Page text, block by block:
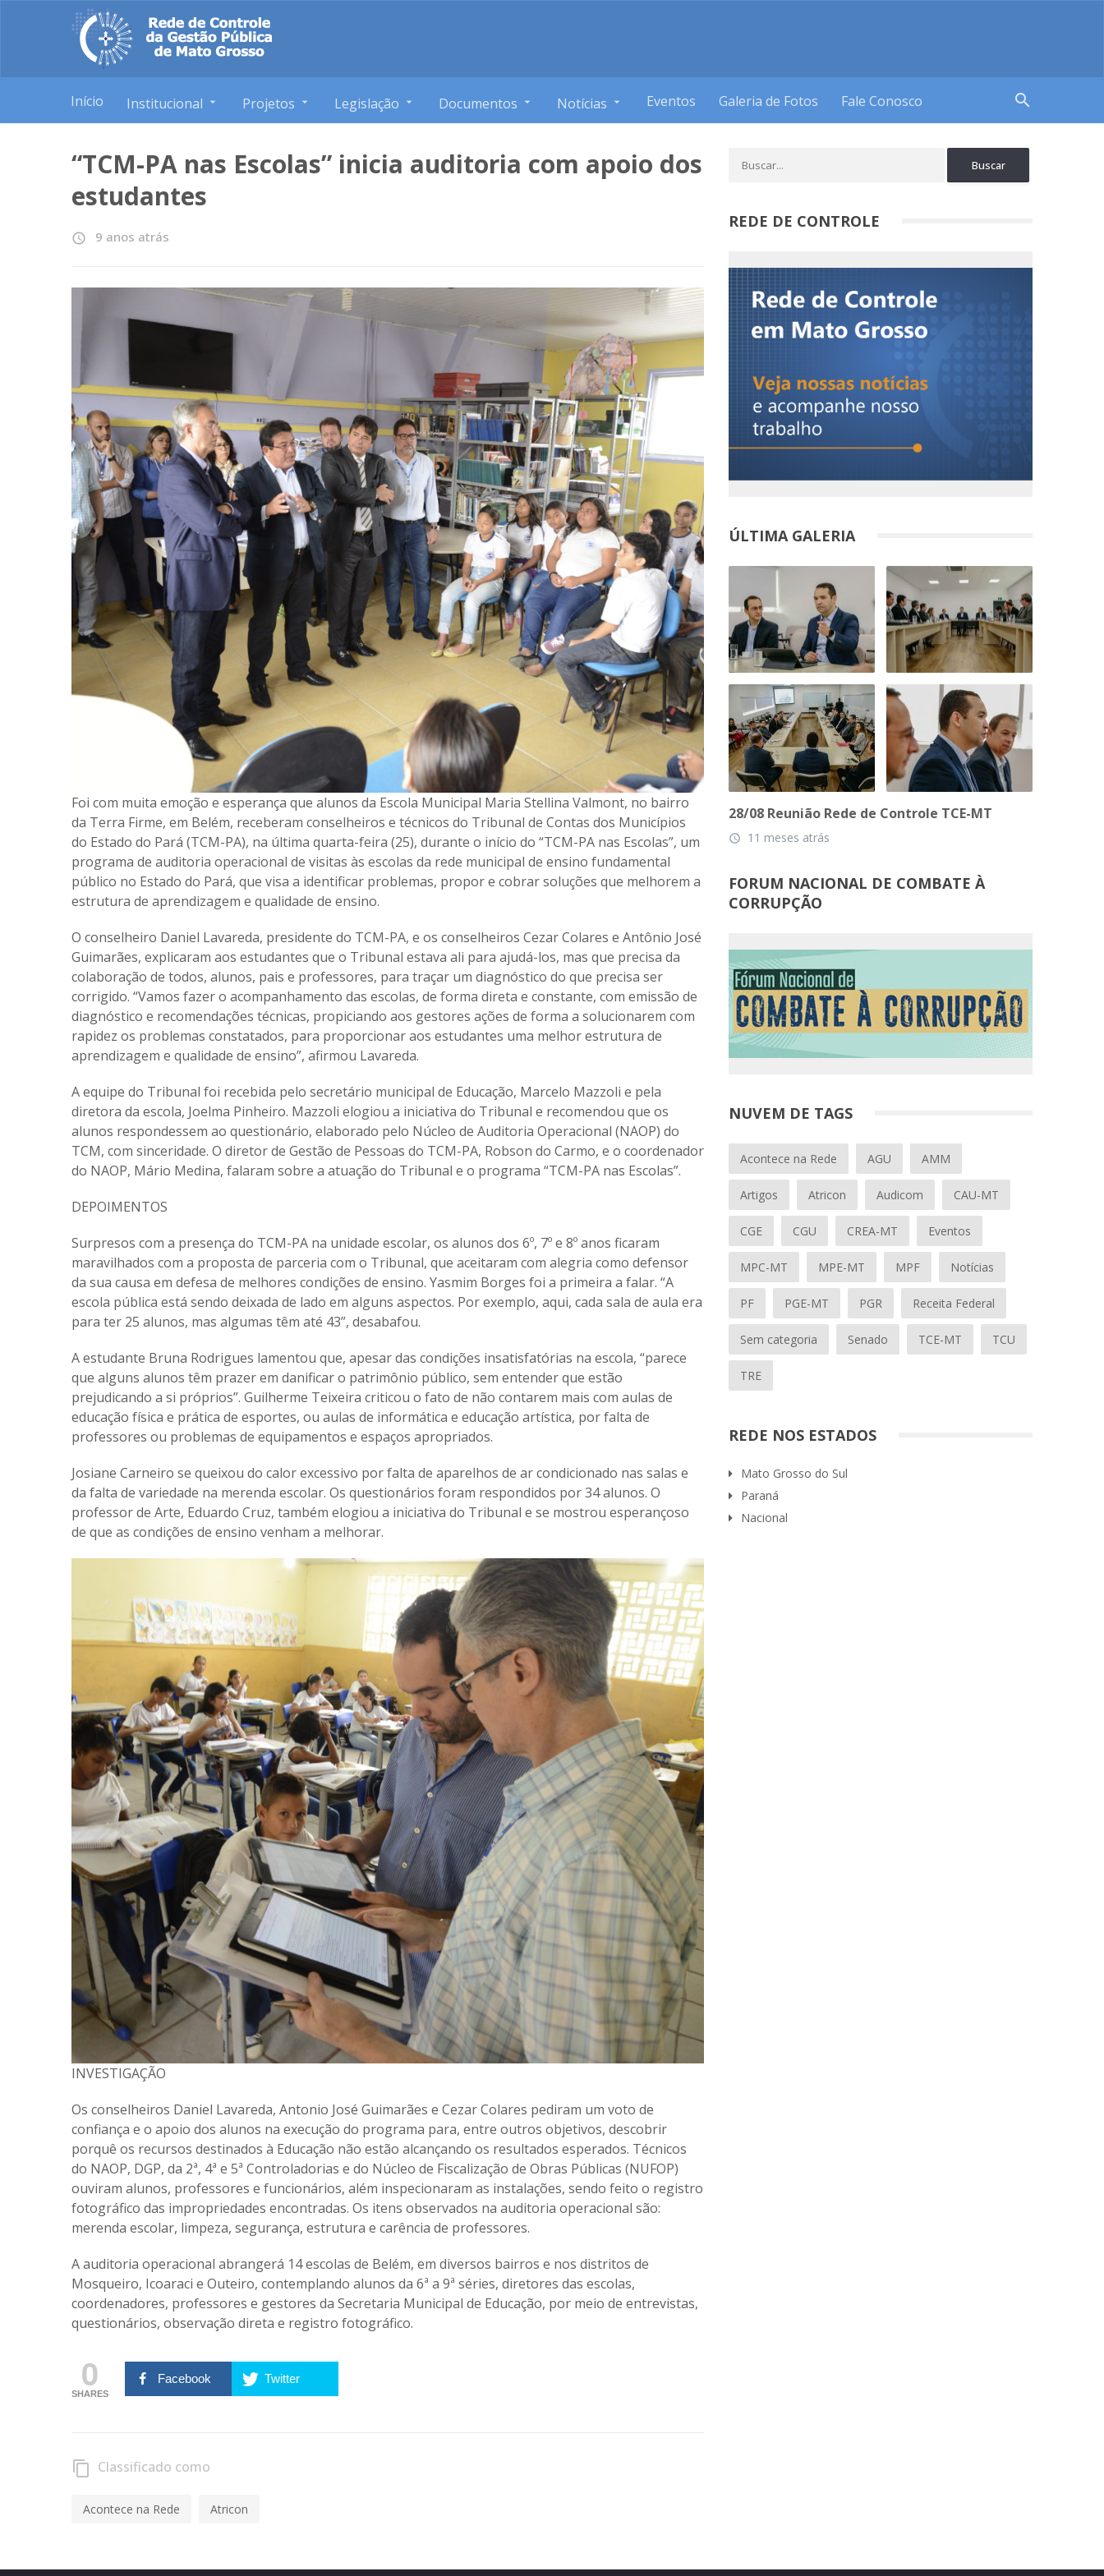
Início Institucional Projetos Legislação Documentos Notícias Eventos Galeria de Fotos Fale Conosco search
“TCM-PA nas Escolas” inicia auditoria com apoio dos
estudantes
access_time 9 anos atrás
Foi com muita emoção e esperança que alunos da Escola Municipal Maria Stellina Valmont, no bairro
da Terra Firme, em Belém, receberam conselheiros e técnicos do Tribunal de Contas dos Municípios
do Estado do Pará (TCM-PA), na última quarta-feira (25), durante o início do “TCM-PA nas Escolas”, um
programa de auditoria operacional de visitas às escolas da rede municipal de ensino fundamental
público no Estado do Pará, que visa a identificar problemas, propor e cobrar soluções que melhorem a
estrutura de aprendizagem e qualidade de ensino.
O conselheiro Daniel Lavareda, presidente do TCM-PA, e os conselheiros Cezar Colares e Antônio José
Guimarães, explicaram aos estudantes que o Tribunal estava ali para ajudá-los, mas que precisa da
colaboração de todos, alunos, pais e professores, para traçar um diagnóstico do que precisa ser
corrigido. “Vamos fazer o acompanhamento das escolas, de forma direta e constante, com emissão de
diagnóstico e recomendações técnicas, propiciando aos gestores ações de forma a solucionarem com
rapidez os problemas constatados, para proporcionar aos estudantes uma melhor estrutura de
aprendizagem e qualidade de ensino”, afirmou Lavareda.
A equipe do Tribunal foi recebida pelo secretário municipal de Educação, Marcelo Mazzoli e pela
diretora da escola, Joelma Pinheiro. Mazzoli elogiou a iniciativa do Tribunal e recomendou que os
alunos respondessem ao questionário, elaborado pelo Núcleo de Auditoria Operacional (NAOP) do
TCM, com sinceridade. O diretor de Gestão de Pessoas do TCM-PA, Robson do Carmo, e o coordenador
do NAOP, Mário Medina, falaram sobre a atuação do Tribunal e o programa “TCM-PA nas Escolas”.
DEPOIMENTOS
Surpresos com a presença do TCM-PA na unidade escolar, os alunos dos 6º, 7º e 8º anos ficaram
maravilhados com a proposta de parceria com o Tribunal, que aceitaram com alegria como defensor
da sua causa em defesa de melhores condições de ensino. Yasmim Borges foi a primeira a falar. “A
escola pública está sendo deixada de lado em alguns aspectos. Por exemplo, aqui, cada sala de aula era
para ter 25 alunos, mas algumas têm até 43”, desabafou.
A estudante Bruna Rodrigues lamentou que, apesar das condições insatisfatórias na escola, “parece
que alguns alunos têm prazer em danificar o patrimônio público, sem entender que estão
prejudicando a si próprios”. Guilherme Teixeira criticou o fato de não contarem mais com aulas de
educação física e prática de esportes, ou aulas de informática e educação artística, por falta de
professores ou problemas de equipamentos e espaços apropriados.
Josiane Carneiro se queixou do calor excessivo por falta de aparelhos de ar condicionado nas salas e
da falta de variedade na merenda escolar. Os questionários foram respondidos por 34 alunos. O
professor de Arte, Eduardo Cruz, também elogiou a iniciativa do Tribunal e se mostrou esperançoso
de que as condições de ensino venham a melhorar.
INVESTIGAÇÃO
Os conselheiros Daniel Lavareda, Antonio José Guimarães e Cezar Colares pediram um voto de
confiança e o apoio dos alunos na execução do programa para, entre outros objetivos, descobrir
porquê os recursos destinados à Educação não estão alcançando os resultados esperados. Técnicos
do NAOP, DGP, da 2ª, 4ª e 5ª Controladorias e do Núcleo de Fiscalização de Obras Públicas (NUFOP)
ouviram alunos, professores e funcionários, além inspecionaram as instalações, sendo feito o registro
fotográfico das impropriedades encontradas. Os itens observados na auditoria operacional são:
merenda escolar, limpeza, segurança, estrutura e carência de professores.
A auditoria operacional abrangerá 14 escolas de Belém, em diversos bairros e nos distritos de
Mosqueiro, Icoaraci e Outeiro, contemplando alunos da 6ª a 9ª séries, diretores das escolas,
coordenadores, professores e gestores da Secretaria Municipal de Educação, por meio de entrevistas,
questionários, observação direta e registro fotográfico.
0
SHARES
Facebook Twitter
content_copy Classificado como
Acontece na Rede Atricon
REDE DE CONTROLE
ÚLTIMA GALERIA
28/08 Reunião Rede de Controle TCE-MT
access_time 11 meses atrás
FORUM NACIONAL DE COMBATE À
CORRUPÇÃO
NUVEM DE TAGS
Acontece na Rede AGU AMM
Artigos Atricon Audicom CAU-MT
CGE CGU CREA-MT Eventos
MPC-MT MPE-MT MPF Notícias
PF PGE-MT PGR Receita Federal
Sem categoria Senado TCE-MT TCU
TRE
REDE NOS ESTADOS
Mato Grosso do Sul
Paraná
Nacional